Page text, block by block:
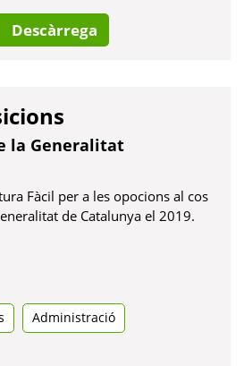
Descàrrega
la Generalitat
Fàcil per a les opocions al cos
de Catalunya el 2019.
Administració